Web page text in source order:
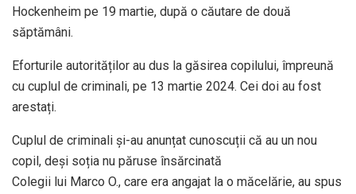
Hockenheim pe 19 martie, după o căutare de două
săptămâni.
Eforturile autorităților au dus la găsirea copilului, împreună
cu cuplul de criminali, pe 13 martie 2024. Cei doi au fost
arestați.
Cuplul de criminali și-au anunțat cunoscuții că au un nou
copil, deși soția nu păruse însărcinată
Colegii lui Marco O., care era angajat la o măcelărie, au spus